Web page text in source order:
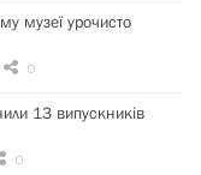
музеї урочисто
0
13 випускників
0